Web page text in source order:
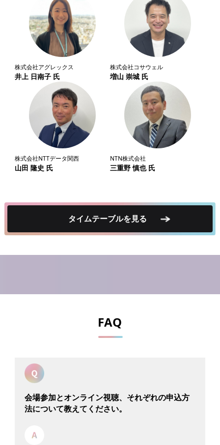
株式会社アグレックス
井上 日南子 氏
株式会社コサウェル
増山 崇城 氏
株式会社NTTデータ関西
山田 隆史 氏
NTN株式会社
三重野 慎也 氏
タイムテーブルを見る
FAQ
会場参加とオンライン視聴、それぞれの申込方
法について教えてください。